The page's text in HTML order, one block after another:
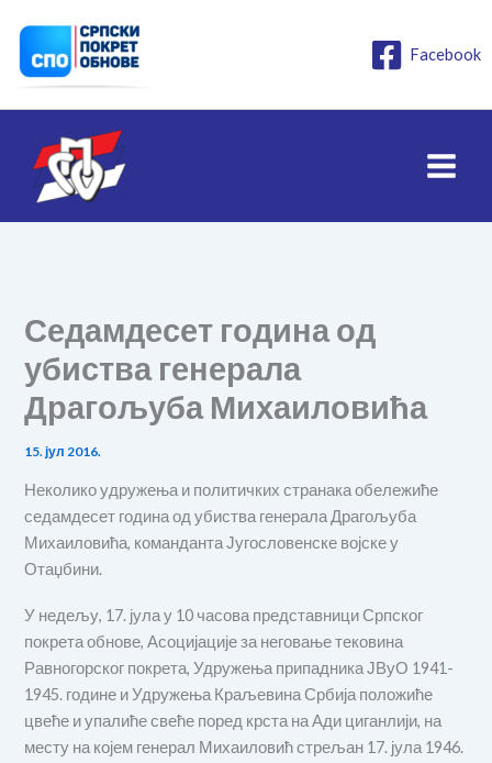
садржај
Facebook
Седамдесет година од
убиства генерала
Драгољуба Михаиловића
15. јул 2016.
Неколико удружења и политичких странака обележиће
седамдесет година од убиства генерала Драгољуба
Михаиловића, команданта Југословенске војске у
Отаџбини.
У недељу, 17. јула у 10 часова представници Српског
покрета обнове, Асоцијације за неговање тековина
Равногорског покрета, Удружења припадника ЈВуО 1941-
1945. године и Удружења Краљевина Србија положиће
цвеће и упалиће свеће поред крста на Ади циганлији, на
месту на којем генерал Михаиловић стрељан 17. јула 1946.